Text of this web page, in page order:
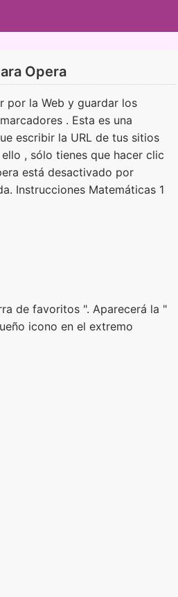
Opera
por la Web y guardar los
. Esta es una
escribir la URL de tus sitios
, sólo tienes que hacer clic
está desactivado por
Instrucciones Matemáticas 1
de favoritos ". Aparecerá la "
icono en el extremo